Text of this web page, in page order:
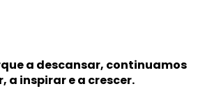
a descansar, continuamos
a inspirar e a crescer.